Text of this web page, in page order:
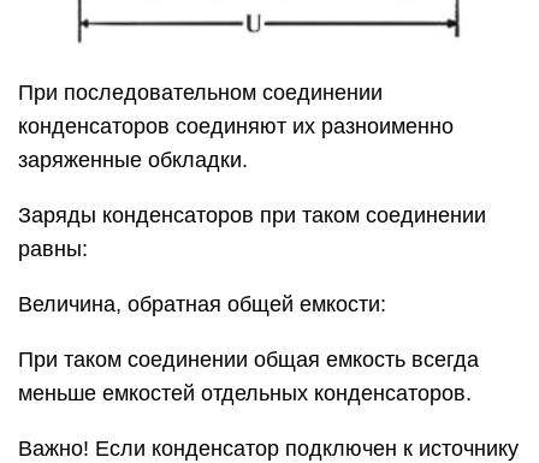
При последовательном соединении
конденсаторов соединяют их разноименно
заряженные обкладки.
Заряды конденсаторов при таком соединении
равны:
Величина, обратная общей емкости:
При таком соединении общая емкость всегда
меньше емкостей отдельных конденсаторов.
Важно! Если конденсатор подключен к источнику